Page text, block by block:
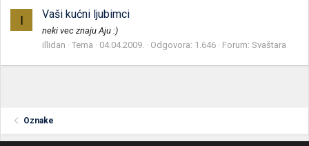
I Vaši kućni ljubimci
neki vec znaju Aju :)
illidan
Tema 04.04.2009. Odgovora: 1.646 Forum: Svaštara
Oznake